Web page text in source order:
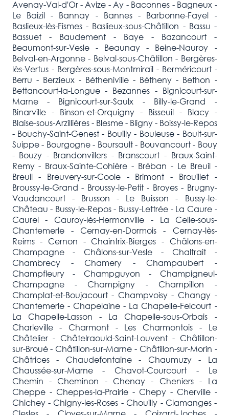
Avenay-Val-d'Or - Avize - Ay - Baconnes - Bagneux -
Le Baizil - Bannay - Bannes - Barbonne-Fayel -
Baslieux-lès-Fismes - Baslieux-sous-Châtillon - Bassu -
Bassuet - Baudement - Baye - Bazancourt -
Beaumont-sur-Vesle - Beaunay - Beine-Nauroy -
Belval-en-Argonne - Belval-sous-Châtillon - Bergères-
lès-Vertus - Bergères-sous-Montmirail - Berméricourt -
Berru - Berzieux - Bétheniville - Bétheny - Bethon -
Bettancourt-la-Longue - Bezannes - Bignicourt-sur-
Marne - Bignicourt-sur-Saulx - Billy-le-Grand -
Binarville - Binson-et-Orquigny - Bisseuil - Blacy -
Blaise-sous-Arzillières - Blesme - Bligny - Boissy-le-Repos
- Bouchy-Saint-Genest - Bouilly - Bouleuse - Boult-sur-
Suippe - Bourgogne - Boursault - Bouvancourt - Bouy
- Bouzy - Brandonvillers - Branscourt - Braux-Saint-
Remy - Braux-Sainte-Cohière - Bréban - Le Breuil -
Breuil - Breuvery-sur-Coole - Brimont - Brouillet -
Broussy-le-Grand - Broussy-le-Petit - Broyes - Brugny-
Vaudancourt - Brusson - Le Buisson - Bussy-le-
Château - Bussy-le-Repos - Bussy-Lettrée - La Caure -
Caurel - Cauroy-lès-Hermonville - La Celle-sous-
Chantemerle - Cernay-en-Dormois - Cernay-lès-
Reims - Cernon - Chaintrix-Bierges - Châlons-en-
Champagne - Châlons-sur-Vesle - Chaltrait -
Chambrecy - Chamery - Champaubert -
Champfleury - Champguyon - Champigneul-
Champagne - Champigny - Champillon -
Champlat-et-Boujacourt - Champvoisy - Changy -
Chantemerle - Chapelaine - La Chapelle-Felcourt -
La Chapelle-Lasson - La Chapelle-sous-Orbais -
Charleville - Charmont - Les Charmontois - Le
Châtelier - Châtelraould-Saint-Louvent - Châtillon-
sur-Broué - Châtillon-sur-Marne - Châtillon-sur-Morin -
Châtrices - Chaudefontaine - Chaumuzy - La
Chaussée-sur-Marne - Chavot-Courcourt - Le
Chemin - Cheminon - Chenay - Cheniers - La
Cheppe - Cheppes-la-Prairie - Chepy - Cherville -
Chichey - Chigny-les-Roses - Chouilly - Clamanges -